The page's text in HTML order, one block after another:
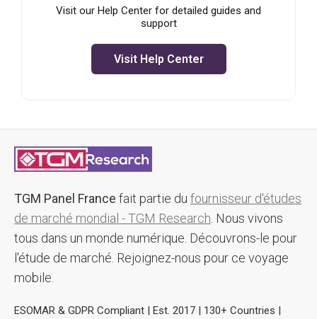
Visit our Help Center for detailed guides and
support
Visit Help Center
TGM Panel France fait partie du fournisseur d'études
de marché mondial - TGM Research . Nous vivons
tous dans un monde numérique. Découvrons-le pour
l'étude de marché. Rejoignez-nous pour ce voyage
mobile.
ESOMAR & GDPR Compliant | Est. 2017 | 130+ Countries |